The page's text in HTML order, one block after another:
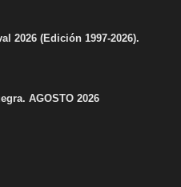
2026 (Edición 1997-2026).
AGOSTO 2026